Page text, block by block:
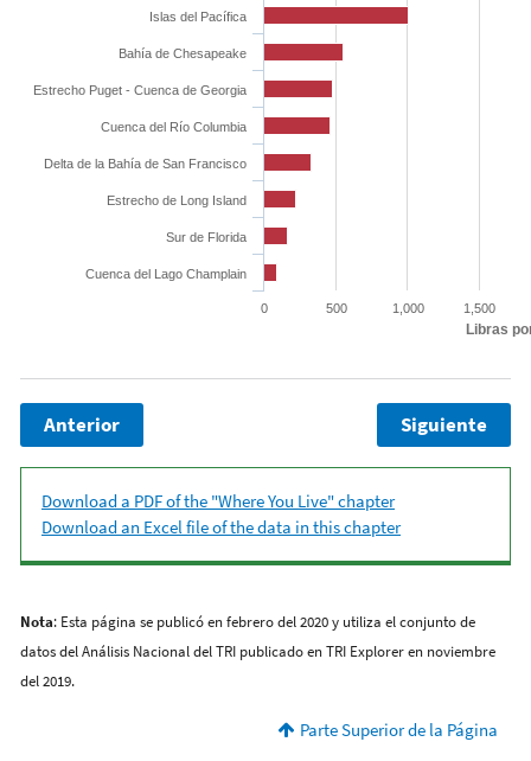
Libras
Islas del Pacífica
Bahía de Chesapeake
Estrecho Puget - Cuenca de Georgia
Cuenca del Río Columbia
Delta de la Bahía de San Francisco
Estrecho de Long Island
Sur de Florida
Cuenca del Lago Champlain
0 500 1,000 1,500
Anterior Siguiente
Download a PDF of the "Where You Live" chapter
Download an Excel file of the data in this chapter
Nota: Esta página se publicó en febrero del 2020 y utiliza el conjunto de
datos del Análisis Nacional del TRI publicado en TRI Explorer en noviembre
del 2019.
Parte Superior de la Página